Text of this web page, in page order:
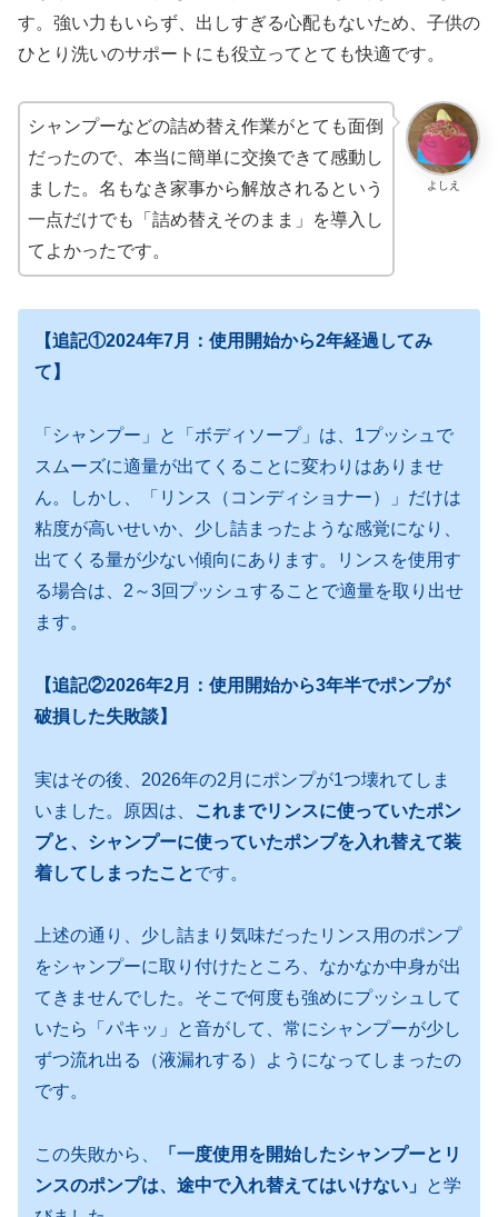
す。強い力もいらず、出しすぎる心配もないため、子供の
ひとり洗いのサポートにも役立ってとても快適です。
よしえ
シャンプーなどの詰め替え作業がとても面倒
だったので、本当に簡単に交換できて感動し
ました。名もなき家事から解放されるという
一点だけでも「詰め替えそのまま」を導入し
てよかったです。
【追記①2024年7月：使用開始から2年経過してみ
て】
「シャンプー」と「ボディソープ」は、1プッシュで
スムーズに適量が出てくることに変わりはありませ
ん。しかし、「リンス（コンディショナー）」だけは
粘度が高いせいか、少し詰まったような感覚になり、
出てくる量が少ない傾向にあります。リンスを使用す
る場合は、2～3回プッシュすることで適量を取り出せ
ます。
【追記②2026年2月：使用開始から3年半でポンプが
破損した失敗談】
実はその後、2026年の2月にポンプが1つ壊れてしま
いました。原因は、
これまでリンスに使っていたポン
プと、シャンプーに使っていたポンプを入れ替えて装
着してしまったことです。
上述の通り、少し詰まり気味だったリンス用のポンプ
をシャンプーに取り付けたところ、なかなか中身が出
てきませんでした。そこで何度も強めにプッシュして
いたら「パキッ」と音がして、常にシャンプーが少し
ずつ流れ出る（液漏れする）ようになってしまったの
です。
この失敗から、
「一度使用を開始したシャンプーとリ
ンスのポンプは、途中で入れ替えてはいけない」
と学